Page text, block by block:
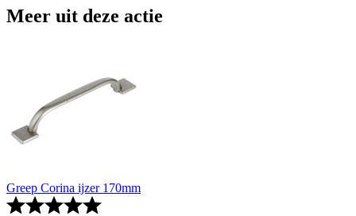
Meer uit deze actie
Greep Corina ijzer 170mm